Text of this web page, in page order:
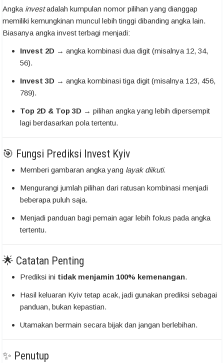
Angka investadalah kumpulan nomor pilihan yang dianggap
memiliki kemungkinan muncul lebih tinggi dibanding angka lain.
Biasanya angka invest terbagi menjadi:
Invest 2D → angka kombinasi dua digit (misalnya 12, 34,
56).
Invest 3D → angka kombinasi tiga digit (misalnya 123, 456,
789).
Top 2D & Top 3D → pilihan angka yang lebih dipersempit
lagi berdasarkan pola tertentu.
🎯 Fungsi Prediksi Invest Kyiv
Memberi gambaran angka yang layak diikuti.
Mengurangi jumlah pilihan dari ratusan kombinasi menjadi
beberapa puluh saja.
Menjadi panduan bagi pemain agar lebih fokus pada angka
tertentu.
🌟 Catatan Penting
Prediksi ini tidak menjamin 100% kemenangan.
Hasil keluaran Kyiv tetap acak, jadi gunakan prediksi sebagai
panduan, bukan kepastian.
Utamakan bermain secara bijak dan jangan berlebihan.
✨ Penutup